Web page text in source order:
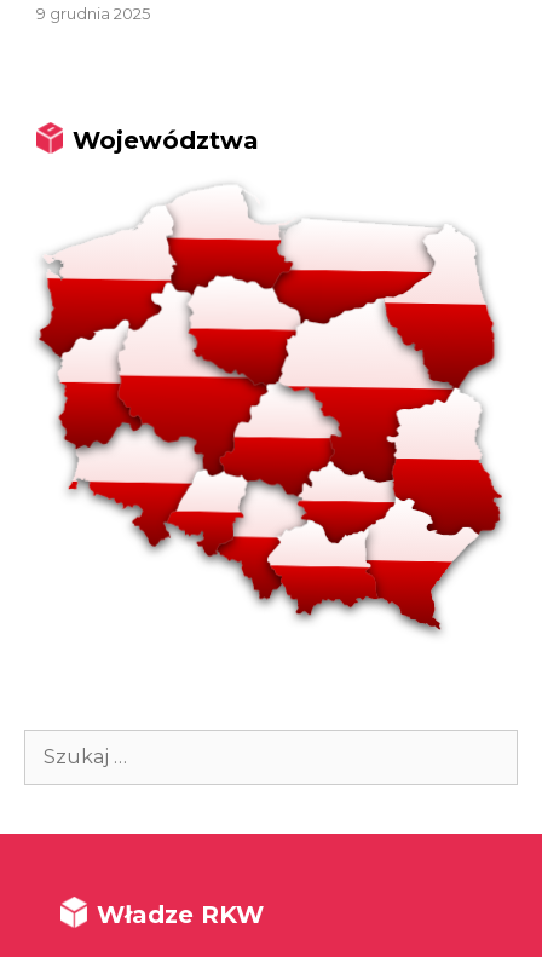
9 grudnia 2025
Województwa
Szukaj:
Władze RKW